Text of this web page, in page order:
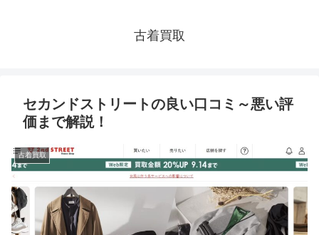
古着買取
セカンドストリートの良い口コミ～悪い評
価まで解説！
古着買取